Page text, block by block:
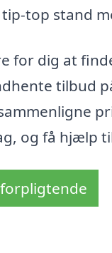
top stand
for dig at
tilbud
og få hjælp